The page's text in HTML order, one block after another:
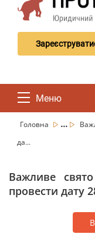
Меню
Головна ...
да...
Важливе
провести дату